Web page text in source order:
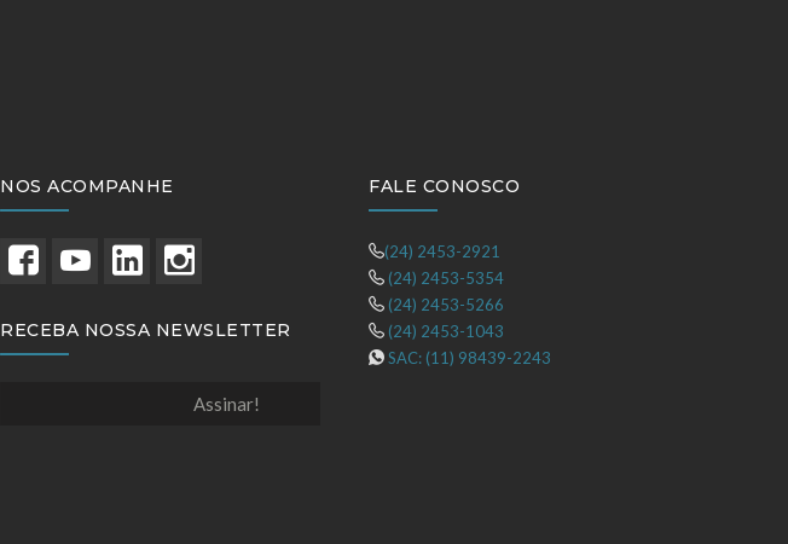
NOS ACOMPANHE
RECEBA NOSSA NEWSLETTER
Assinar!
FALE CONOSCO
(24) 2453-2921
(24) 2453-5354
(24) 2453-5266
(24) 2453-1043
SAC: (11) 98439-2243